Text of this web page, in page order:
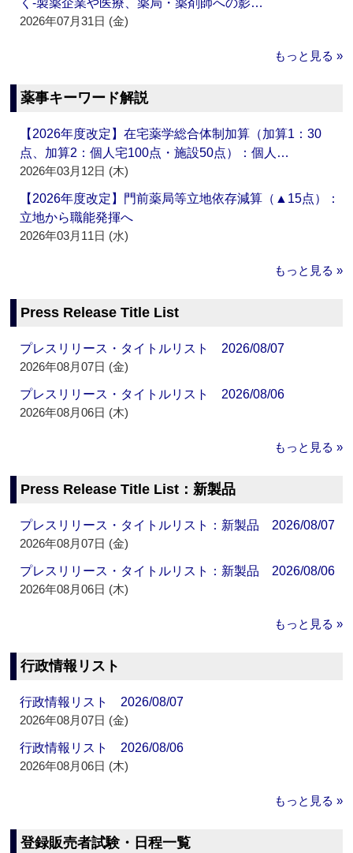
く‐製薬企業や医療、薬局・薬剤師への影…
2026年07月31日 (金)
もっと見る »
薬事キーワード解説
【2026年度改定】在宅薬学総合体制加算（加算1：30
点、加算2：個人宅100点・施設50点）：個人…
2026年03月12日 (木)
【2026年度改定】門前薬局等立地依存減算（▲15点）：
立地から職能発揮へ
2026年03月11日 (水)
もっと見る »
Press Release Title List
プレスリリース・タイトルリスト 2026/08/07
2026年08月07日 (金)
プレスリリース・タイトルリスト 2026/08/06
2026年08月06日 (木)
もっと見る »
Press Release Title List：新製品
プレスリリース・タイトルリスト：新製品 2026/08/07
2026年08月07日 (金)
プレスリリース・タイトルリスト：新製品 2026/08/06
2026年08月06日 (木)
もっと見る »
行政情報リスト
行政情報リスト 2026/08/07
2026年08月07日 (金)
行政情報リスト 2026/08/06
2026年08月06日 (木)
もっと見る »
登録販売者試験・日程一覧